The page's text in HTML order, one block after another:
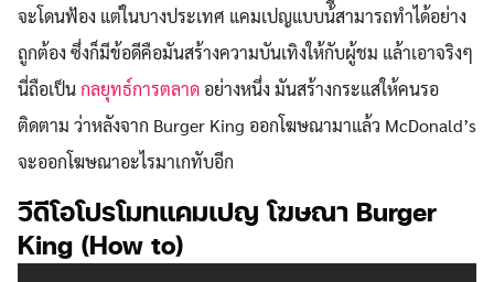
จะโดนฟ้อง แต่ในบางประเทศ แคมเปญแบบน้ีสามารถทำได้อย่าง
ถูกต้อง ซึ่งก็มีข้อดีคือมันสร้างความบันเทิงให้กับผู้ชม แล้าเอาจริงๆ
นี่ถือเป็นกลยุทธ์การตลาดอย่างหนึ่ง มันสร้างกระแสให้คนรอ
ติดตาม ว่าหลังจาก Burger King ออกโฆษณามาแล้ว McDonald’s
จะออกโฆษณาอะไรมาเกทับอีก
วีดีโอโปรโมทแคมเปญ โฆษณา Burger
King (How to)